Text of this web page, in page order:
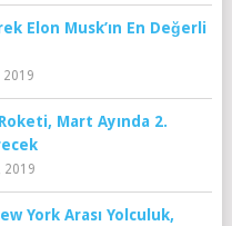
Elon Musk’ın En Değerli
2019
Mart Ayında 2.
2019
York Arası Yolculuk,